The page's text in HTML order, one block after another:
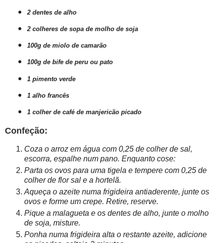
2 dentes de alho
2 colheres de sopa de molho de soja
100g de miolo de camarão
100g de bife de peru ou pato
1 pimento verde
1 alho francês
1 colher de café de manjericão picado
Confeção:
Coza o arroz em água com 0,25 de colher de sal,
escorra, espalhe num pano. Enquanto cose:
Parta os ovos para uma tigela e tempere com 0,25 de
colher de flor sal e a hortelã.
Aqueça o azeite numa frigideira antiaderente, junte os
ovos e forme um crepe. Retire, reserve.
Pique a malagueta e os dentes de alho, junte o molho
de soja, misture.
Ponha numa frigideira alta o restante azeite, adicione